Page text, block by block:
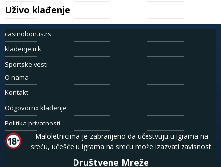
Uživo klađenje
casinobonus.rs
kladenje.mk
Sportske vesti
O nama
Kontakt
Odgovorno klađenje
Politika privatnosti
Maloletnicima je zabranjeno da učestvuju u igrama na
sreću, učešće u igrama na sreću može izazvati zavisnost.
Društvene Mreže